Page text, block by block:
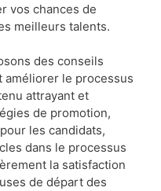
vos chances de
meilleurs talents.
des conseils
le processus
attrayant et
de promotion,
les candidats,
dans le processus
la satisfaction
de départ des